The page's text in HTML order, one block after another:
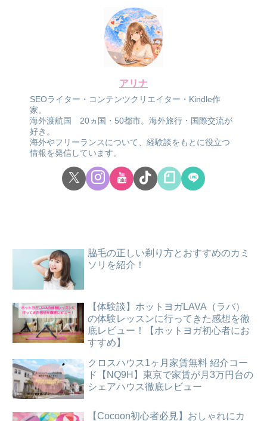
アリナ
SEOライター・コンテンツクリエイター・Kindle作
家。
海外渡航国 20ヵ国・50都市。海外旅行・国際交流が
好き。
海外やフリーランスについて、経験談をもとに役立つ
情報を発信しています。
脇毛の正しい剃り方とおすすめのカミ
ソリを紹介！
【体験談】ホットヨガLAVA（ラバ）
の体験レッスンに行ってきた感想を徹
底レビュー！【ホットヨガ初心者にお
すすめ】
クロスハウス1ヶ月家賃無料 紹介コー
ド【NQ9H】東京で家賃が月3万円台の
シェアハウス徹底レビュー
【Cocoon初心者必見】おしゃれにカ